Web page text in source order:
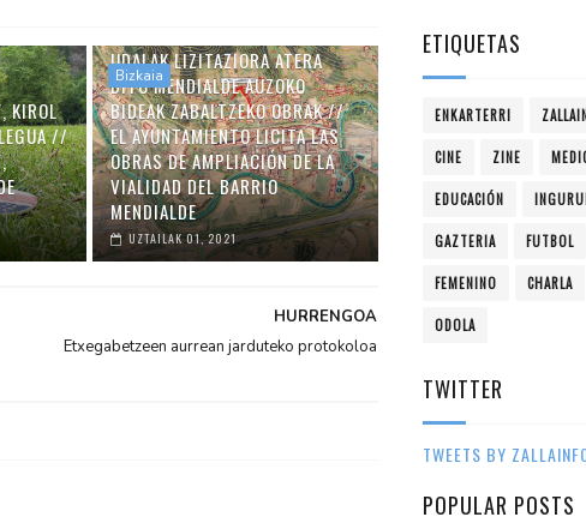
KIROL
//
Bizkaia
UDALAK LIZITAZIORA ATERA
DITU MENDIALDE AUZOKO
BIDEAK ZABALTZEKO OBRAK //
EL AYUNTAMIENTO LICITA LAS
OBRAS DE AMPLIACIÓN DE LA
VIALIDAD DEL BARRIO
MENDIALDE
UZTAILAK 01, 2021
HURRENGOA
Etxegabetzeen aurrean jarduteko protokoloa
ETIQUETAS
ENKARTERRI
CINE ZINE
EDUCACIÓN
GAZTERIA FUTBOL
FEMENINO CHARLA
ODOLA
TWITTER
TWEETS BY
POPULAR POSTS